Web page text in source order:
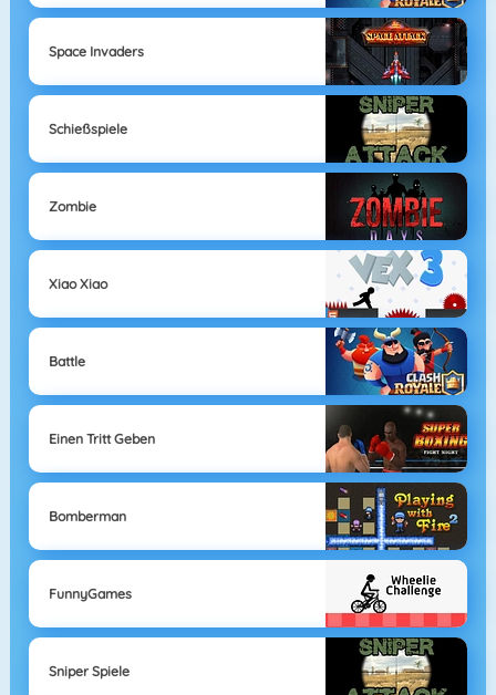
Space Invaders
Schießspiele
Zombie
Xiao Xiao
Battle
Einen Tritt Geben
Bomberman
FunnyGames
Sniper Spiele